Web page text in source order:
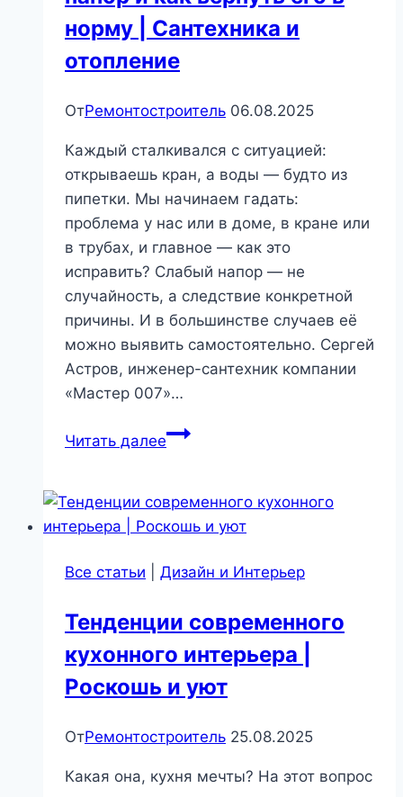
норму | Сантехника и
отопление
ОтРемонтостроитель 06.08.2025
Каждый сталкивался с ситуацией:
открываешь кран, а воды — будто из
пипетки. Мы начинаем гадать:
проблема у нас или в доме, в кране или
в трубах, и главное — как это
исправить? Слабый напор — не
случайность, а следствие конкретной
причины. И в большинстве случаев её
можно выявить самостоятельно. Сергей
Астров, инженер-сантехник компании
«Мастер 007»…
Читать далееПочему
слабый
напор
как
его
в
|
и
отопление
Все статьи Дизайн и Интерьер
Тенденции современного
кухонного интерьера |
Роскошь и уют
ОтРемонтостроитель 25.08.2025
Какая она, кухня мечты? На этот вопрос